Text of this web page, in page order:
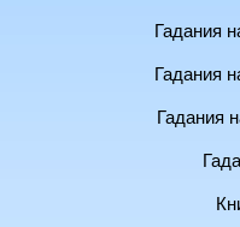
Гадания
Гадания
Гадания